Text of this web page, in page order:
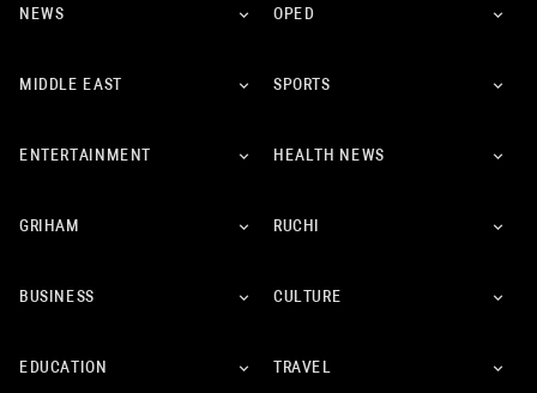
NEWS OPED
MIDDLE EAST SPORTS
ENTERTAINMENT HEALTH NEWS
GRIHAM RUCHI
BUSINESS CULTURE
EDUCATION TRAVEL